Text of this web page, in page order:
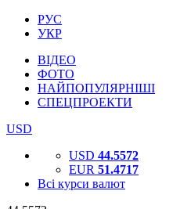
РУС
УКР
ВІДЕО
ФОТО
НАЙПОПУЛЯРНІШІ
СПЕЦПРОЕКТИ
USD
USD 44.5572
EUR 51.4717
Всі курси валют